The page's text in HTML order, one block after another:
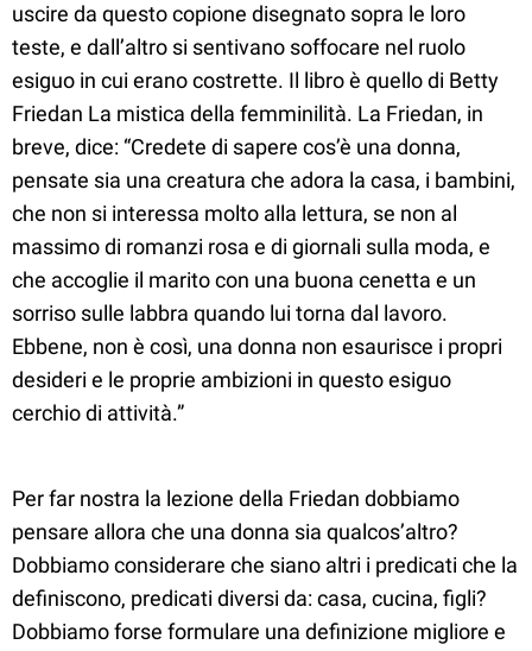
uscire da questo copione disegnato sopra le loro
teste, e dall’altro si sentivano soffocare nel ruolo
esiguo in cui erano costrette. Il libro è quello di Betty
Friedan La mistica della femminilità. La Friedan, in
breve, dice: “Credete di sapere cos’è una donna,
pensate sia una creatura che adora la casa, i bambini,
che non si interessa molto alla lettura, se non al
massimo di romanzi rosa e di giornali sulla moda, e
che accoglie il marito con una buona cenetta e un
sorriso sulle labbra quando lui torna dal lavoro.
Ebbene, non è così, una donna non esaurisce i propri
desideri e le proprie ambizioni in questo esiguo
cerchio di attività.”
Per far nostra la lezione della Friedan dobbiamo
pensare allora che una donna sia qualcos’altro?
Dobbiamo considerare che siano altri i predicati che la
definiscono, predicati diversi da: casa, cucina, figli?
Dobbiamo forse formulare una definizione migliore e